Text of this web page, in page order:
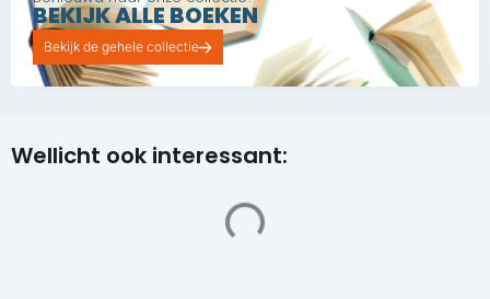
BEKIJK ALLE BOEKEN
Bekijk de gehele collectie
Wellicht ook interessant: